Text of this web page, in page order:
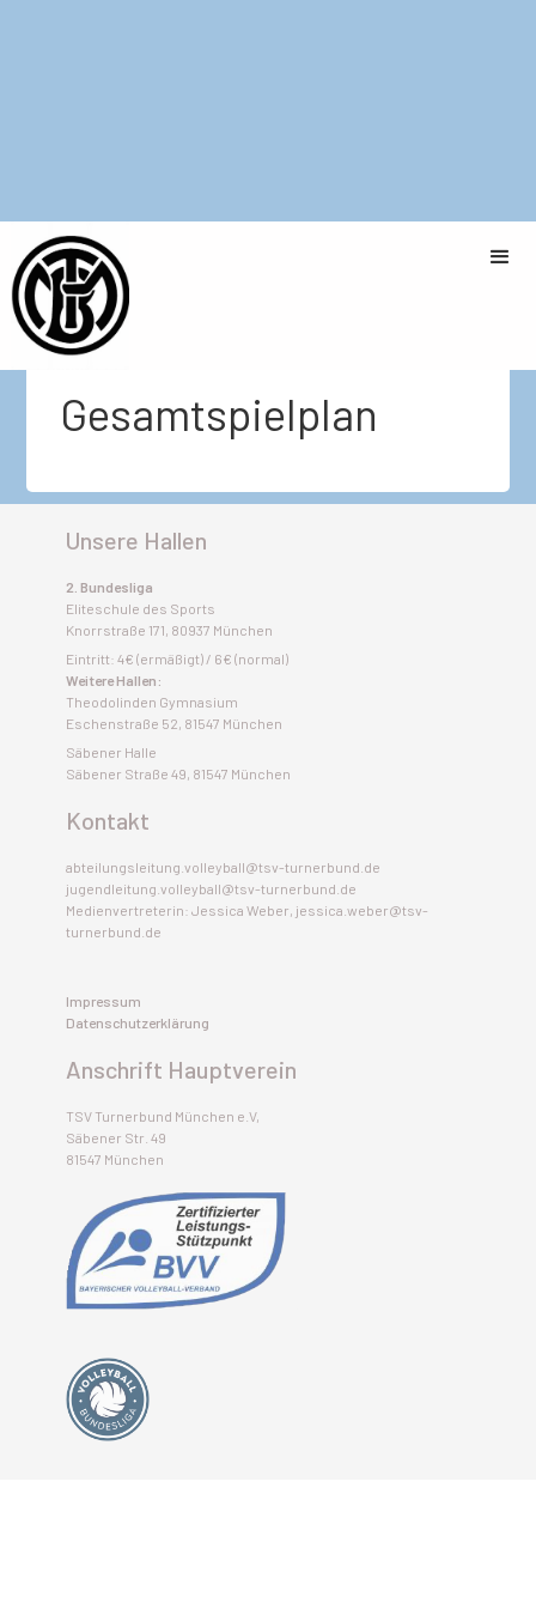
Damen 3 - Tabelle
Gesamtspielplan
Unsere Hallen
2. Bundesliga
Eliteschule des Sports
Knorrstraße 171, 80937 München
Eintritt: 4€ (ermäßigt) / 6€ (normal)
Weitere Hallen:
Theodolinden Gymnasium
Eschenstraße 52, 81547 München
Säbener Halle
Säbener Straße 49, 81547 München
Kontakt
abteilungsleitung.volleyball@tsv-turnerbund.de
jugendleitung.volleyball@tsv-turnerbund.de
Medienvertreterin: Jessica Weber, jessica.weber@tsv-
turnerbund.de
Impressum
Datenschutzerklärung
Anschrift Hauptverein
TSV Turnerbund München e.V,
Säbener Str. 49
81547 München